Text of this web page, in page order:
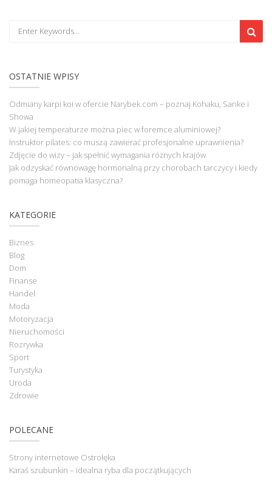
OSTATNIE WPISY
Odmiany karpi koi w ofercie Narybek.com – poznaj Kohaku, Sanke i
Showa
W jakiej temperaturze można piec w foremce aluminiowej?
Instruktor pilates: co muszą zawierać profesjonalne uprawnienia?
Zdjęcie do wizy – jak spełnić wymagania różnych krajów
Jak odzyskać równowagę hormonalną przy chorobach tarczycy i kiedy
pomaga homeopatia klasyczna?
KATEGORIE
Biznes
Blog
Dom
Finanse
Handel
Moda
Motoryzacja
Nieruchomości
Rozrywka
Sport
Turystyka
Uroda
Zdrowie
POLECANE
Strony internetowe Ostrołęka
Karaś szubunkin – idealna ryba dla początkujących